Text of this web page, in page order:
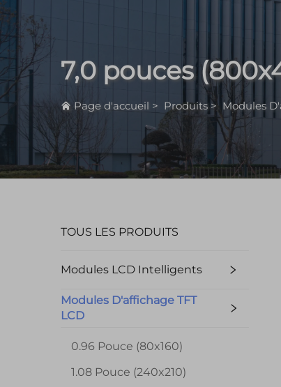
7,0 pouces
Page d'accueil > Produits> Modules
TOUS LES PRODUITS
Modules LCD Intelligents
Modules D'affichage TFT
LCD
0.96 Pouce (80x160)
1.08 Pouce (240x210)